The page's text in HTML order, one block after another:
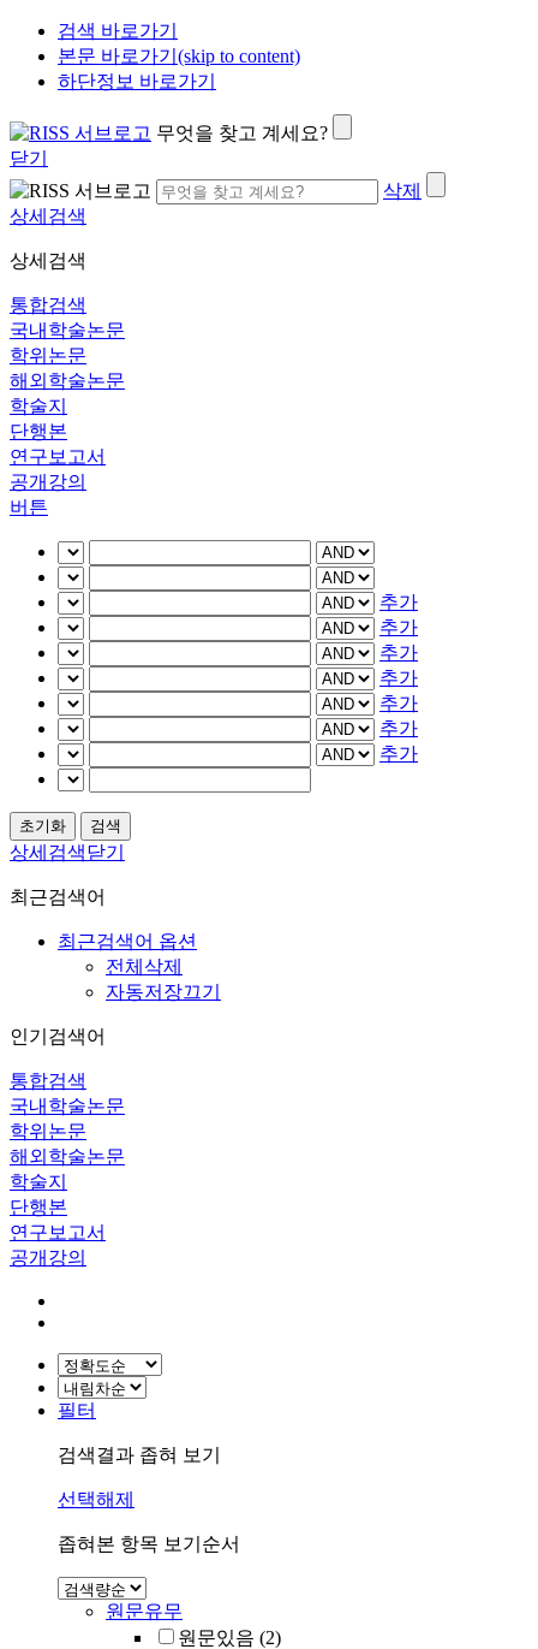
검색 바로가기
본문 바로가기(skip to content)
하단정보 바로가기
무엇을 찾고 계세요?
닫기
삭제
상세검색
상세검색
통합검색
국내학술논문
학위논문
해외학술논문
학술지
단행본
연구보고서
공개강의
버튼
추가
추가
추가
추가
추가
추가
추가
상세검색닫기
최근검색어
최근검색어 옵션
전체삭제
자동저장끄기
인기검색어
통합검색
국내학술논문
학위논문
해외학술논문
학술지
단행본
연구보고서
공개강의
필터
검색결과 좁혀 보기
선택해제
좁혀본 항목 보기순서
원문유무
원문있음 (2)